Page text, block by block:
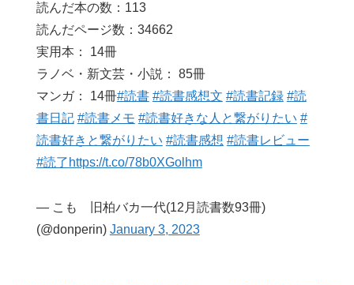
読んだ本の数：113
読んだページ数：34662
実用本： 14冊
ラノベ・新文芸・小説： 85冊
マンガ： 14冊#読書 #読書感想文 #読書記録 #読
書日記 #読書メモ #読書好きな人と繋がりたい #
読書好きと繋がりたい #読書感想 #読書レビュー
#読了 https://t.co/78b0XGolhm
— こも 旧柏バカ一代(12月読書数93冊)
(@donperin) January 3, 2023